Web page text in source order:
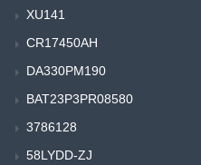
XU141
CR17450AH
DA330PM190
BAT23P3PR08580
3786128
58LYDD-ZJ